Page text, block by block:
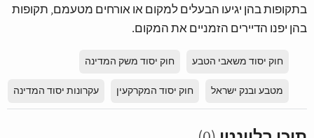
בתקופות בהן יגיעו הבעלים למקום או אורחים מטעמם, תקופות
בהן יפנו הדיירים הזמניים את המקום.
חוק יסוד משאבי הטבע חוק יסוד משק המדינה
מטבע ובנק ישראל חוק יסוד המקרקעין עקרונות יסוד המדינה